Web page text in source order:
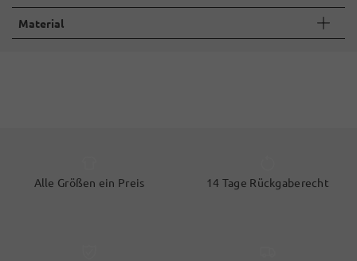
Material
Alle Größen ein Preis 14 Tage Rückgaberecht